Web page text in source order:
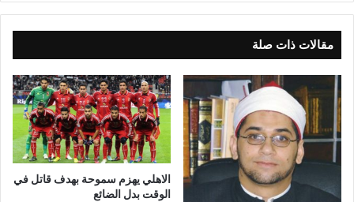
مقالات ذات صلة
الاهلي يهزم سموحة بهدف قاتل في
الوقت بدل الضائع